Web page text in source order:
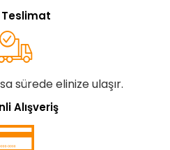
Teslimat
sürede elinize ulaşır.
Alışveriş